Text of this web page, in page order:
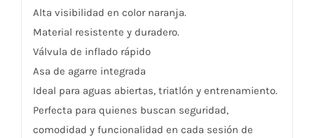
Alta visibilidad en color naranja.
Material resistente y duradero.
Válvula de inflado rápido
Asa de agarre integrada
Ideal para aguas abiertas, triatlón y entrenamiento.
Perfecta para quienes buscan seguridad,
comodidad y funcionalidad en cada sesión de